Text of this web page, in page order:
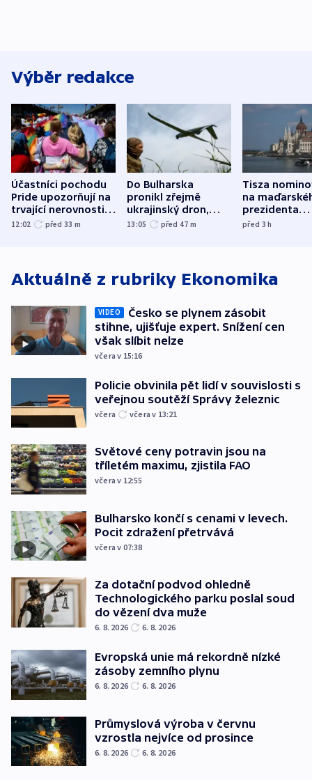
Výběr redakce
Účastníci pochodu
Pride upozorňují na
trvající nerovnosti i
společenskou
12:02 před 33 m
Do Bulharska
pronikl zřejmě
ukrajinský dron,
explodoval kilometr
13:05 před 47 m
Tisza
na
prezidenta
bývalého
před 3h
Aktuálně z rubriky Ekonomika
VIDEO
Česko se plynem zásobit
stihne, ujišťuje expert. Snížení cen
však slíbit nelze
včera v 15:16
Policie obvinila pět lidí v souvislosti s
veřejnou soutěží Správy železnic
včera včera v 13:21
Světové ceny potravin jsou na
tříletém maximu, zjistila FAO
včera v 12:55
Bulharsko končí s cenami v levech.
Pocit zdražení přetrvává
včera v 07:38
Za dotační podvod ohledně
Technologického parku poslal soud
do vězení dva muže
6. 8. 2026 6. 8. 2026
Evropská unie má rekordně nízké
zásoby zemního plynu
6. 8. 2026 6. 8. 2026
Průmyslová výroba v červnu
vzrostla nejvíce od prosince
6. 8. 2026 6. 8. 2026